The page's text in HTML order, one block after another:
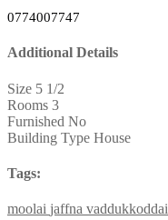
0774007747
Additional Details
Size 5 1/2
Rooms 3
Furnished No
Building Type House
Tags:
moolai jaffna vaddukkoddai